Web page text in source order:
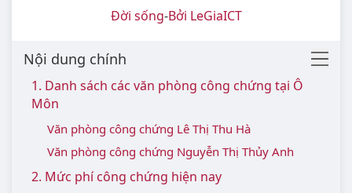
Đời sống-Bởi LeGiaICT
Nội dung chính
1. Danh sách các văn phòng công chứng tại Ô
Môn
Văn phòng công chứng Lê Thị Thu Hà
Văn phòng công chứng Nguyễn Thị Thủy Anh
2. Mức phí công chứng hiện nay